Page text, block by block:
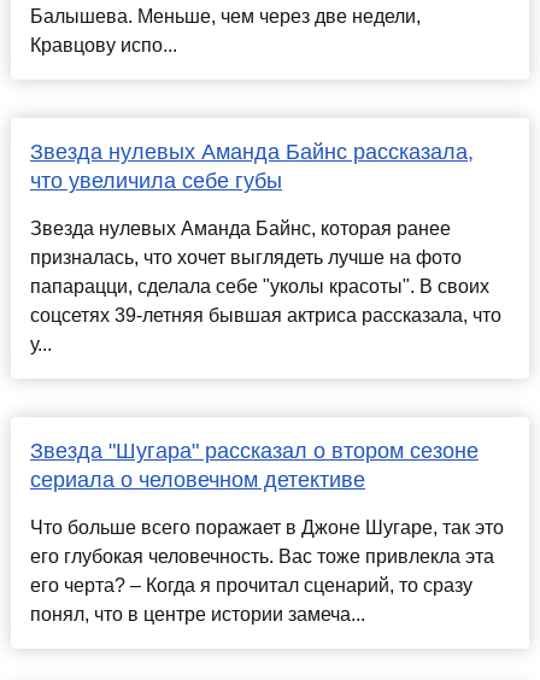
Балышева. Меньше, чем через две недели,
Кравцову испо...
Звезда нулевых Аманда Байнс рассказала,
что увеличила себе губы
Звезда нулевых Аманда Байнс, которая ранее
призналась, что хочет выглядеть лучше на фото
папарацци, сделала себе "уколы красоты". В своих
соцсетях 39-летняя бывшая актриса рассказала, что
у...
Звезда "Шугара" рассказал о втором сезоне
сериала о человечном детективе
Что больше всего поражает в Джоне Шугаре, так это
его глубокая человечность. Вас тоже привлекла эта
его черта? – Когда я прочитал сценарий, то сразу
понял, что в центре истории замеча...